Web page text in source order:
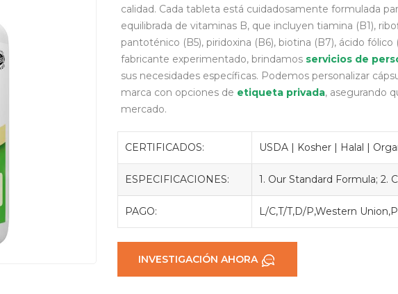
calidad. Cada tableta está cuidadosamente formulada
equilibrada de vitaminas B, que incluyen tiamina (B1),
pantoténico (B5), piridoxina (B6), biotina (B7), ácido fólico
fabricante experimentado, brindamos servicios de
sus necesidades específicas. Podemos personalizar
marca con opciones de etiqueta privada, asegurando
mercado.
CERTIFICADOS: USDA | Kosher | Halal |
ESPECIFICACIONES: 1. Our Standard Formula; 2.
PAGO: L/C,T/T,D/P,Western
INVESTIGACIÓN AHORA